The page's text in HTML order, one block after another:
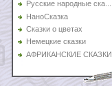
Русские народные ска...
НаноСказка
Сказки о цветах
Немецкие сказки
АФРИКАНСКИЕ СКАЗКИ